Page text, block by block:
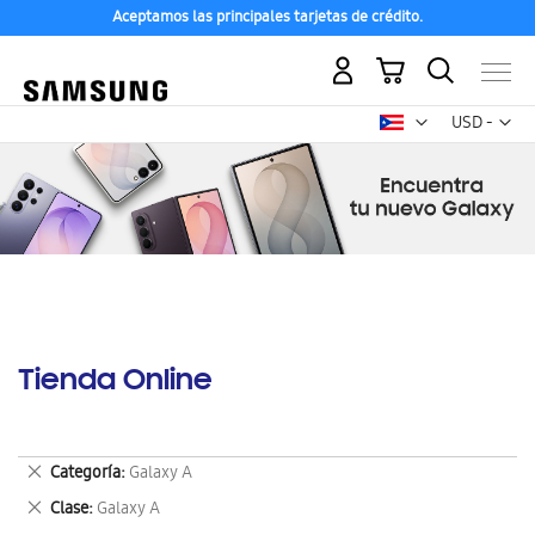
Aceptamos las principales tarjetas de crédito.
USD -
dólar
Mi carrito
Tienda Online
Categoría Galaxy A
Eliminar
este
artículo
Clase Galaxy A
Eliminar